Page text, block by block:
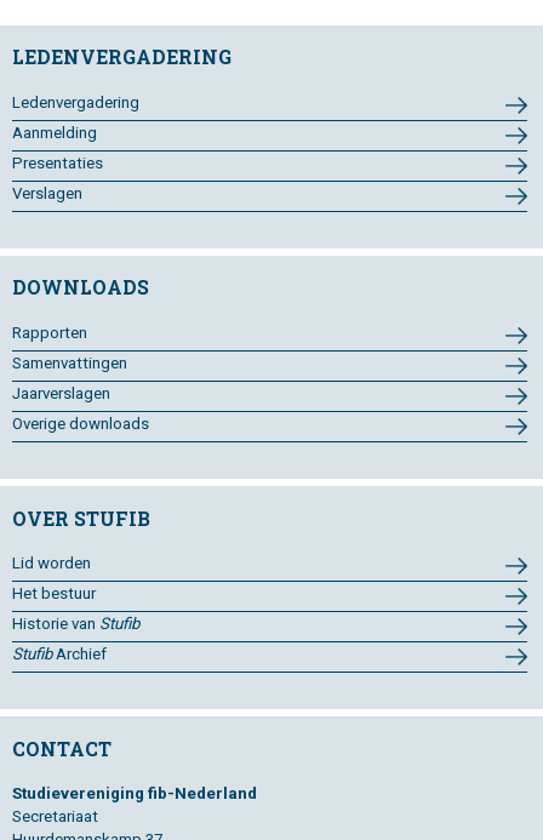
LEDENVERGADERING
Ledenvergadering
Aanmelding
Presentaties
Verslagen
DOWNLOADS
Rapporten
Samenvattingen
Jaarverslagen
Overige downloads
OVER STUFIB
Lid worden
Het bestuur
Historie van Stufib
StufibArchief
CONTACT
Studievereniging fib-Nederland
Secretariaat